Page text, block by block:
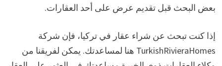
بعض البحث قبل تقديم عرض على أحد العقارات.
إذا كنت تبحث عن شراء عقار في تركيا، فإن شركة
TurkishRivieraHomes هنا لمساعدتك. يمكن لفريقنا من